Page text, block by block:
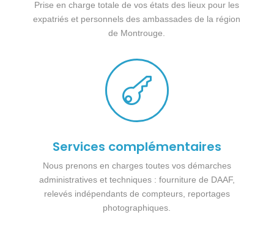
Prise en charge totale de vos états des lieux pour les
expatriés et personnels des ambassades de la région
de Montrouge.

Services complémentaires
Nous prenons en charges toutes vos démarches
administratives et techniques : fourniture de DAAF,
relevés indépendants de compteurs, reportages
photographiques.